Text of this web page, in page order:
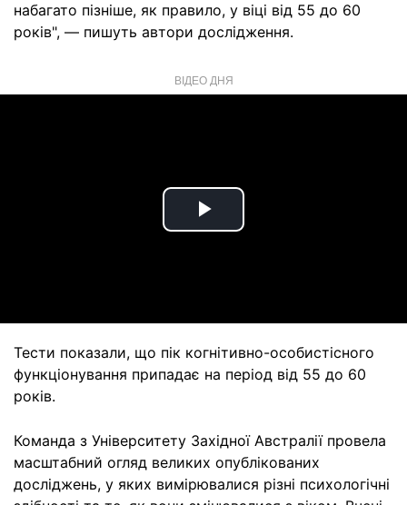
набагато пізніше, як правило, у віці від 55 до 60
років", — пишуть автори дослідження.
ВІДЕО ДНЯ
Play
Тести показали, що пік когнітивно-особистісного
функціонування припадає на період від 55 до 60
років.
Команда з Університету Західної Австралії провела
масштабний огляд великих опублікованих
досліджень, у яких вимірювалися різні психологічні